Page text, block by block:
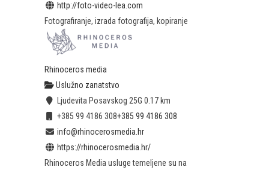
http://foto-video-lea.com
Fotografiranje, izrada fotografija, kopiranje
Rhinoceros media
Uslužno zanatstvo
Ljudevita Posavskog 25G 0.17 km
+385 99 4186 308+385 99 4186 308
info@rhinocerosmedia.hr
https://rhinocerosmedia.hr/
Rhinoceros Media usluge temeljene su na